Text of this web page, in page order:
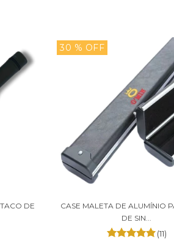
DE
30 % OFF
CASE MALETA DE ALUMÍNIO
DE SIN...
(11)